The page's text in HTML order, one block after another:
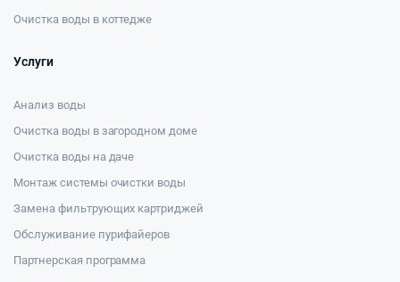
Очистка воды в коттедже
Услуги
Анализ воды
Очистка воды в загородном доме
Очистка воды на даче
Монтаж системы очистки воды
Замена фильтрующих картриджей
Обслуживание пурифайеров
Партнерская программа